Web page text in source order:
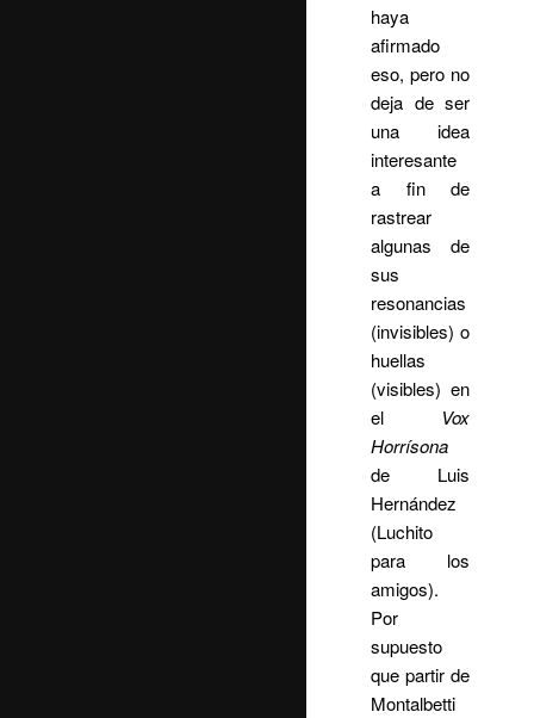
haya
afirmado
eso, pero no
deja de ser
una idea
interesante
a fin de
rastrear
algunas de
sus
resonancias
(invisibles) o
huellas
(visibles) en
el Vox
Horrísona
de Luis
Hernández
(Luchito
para los
amigos).
Por
supuesto
que partir de
Montalbetti